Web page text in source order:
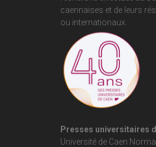
caennaises et de leurs
ou internationaux.
Presses universitaires
Université de Caen